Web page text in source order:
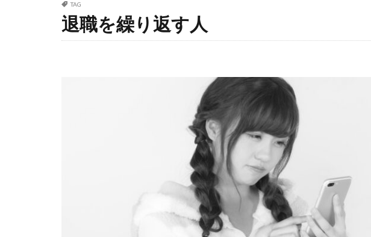
TAG
退職を繰り返す人